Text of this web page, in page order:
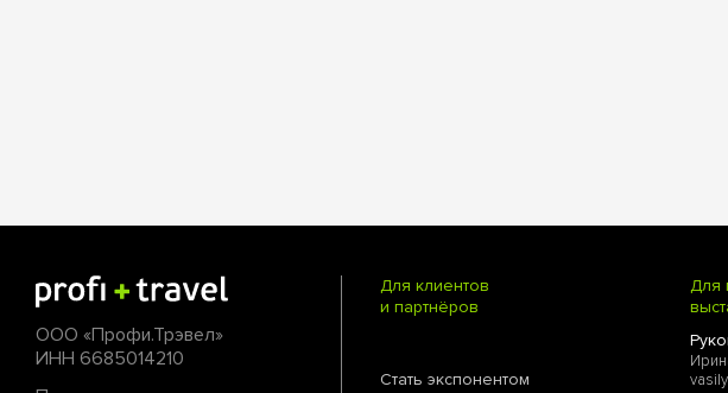
ООО «Профи.Трэвел»
ИНН 6685014210
Для клиентов
и партнёров
Стать экспонентом
Для